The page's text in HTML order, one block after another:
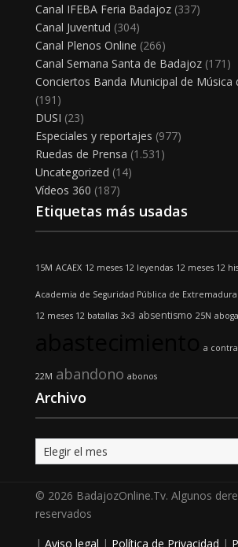
Canal IFEBA Feria Badajoz(337)
Canal Juventud (304)
Canal Plenos Online (266)
Canal Semana Santa de Badajoz(171)
Conciertos Banda Municipal de Música
(191)
DUSI (23)
Especiales y reportajes (977)
Ruedas de Prensa (1.531)
Uncategorized (14)
Vídeos 360 (187)
Etiquetas más usadas
15M ACAEX 12 meses 12 leyendas 12 meses 12
Academia de Seguridad Pública de Extremadura
12 meses 12 batallas 3x3 absentismo 25N
a
22M abandono abonos
Archivo
Archivo
© 2026 BadajozOnline.Tv. Algunos
reservados
| Aviso legal | Política de Privacidad |